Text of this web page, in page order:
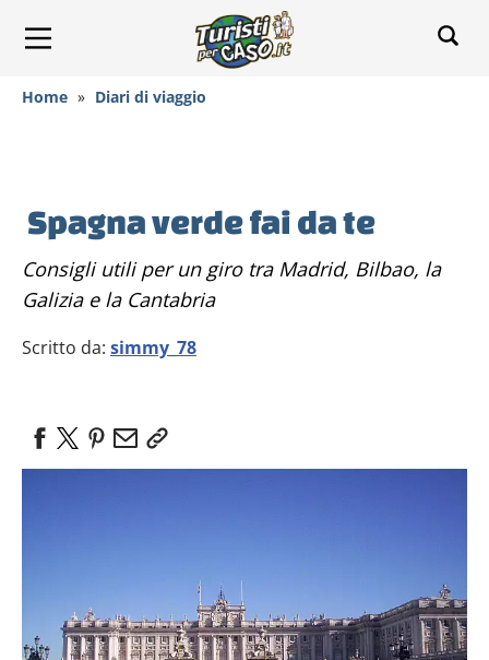
Home » Diari di viaggio
Spagna verde fai da te
Consigli utili per un giro tra Madrid, Bilbao, la
Galizia e la Cantabria
Scritto da: simmy_78